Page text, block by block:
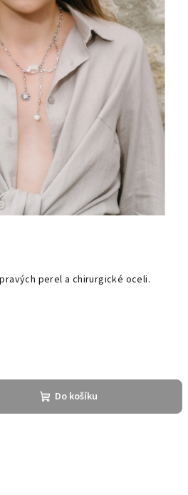
perel a chirurgické oceli.
Do košíku